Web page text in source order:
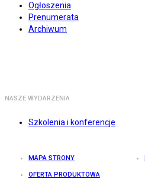
Ogłoszenia
Prenumerata
Archiwum
NASZE WYDARZENIA
Szkolenia i konferencje
MAPA STRONY
OFERTA PRODUKTOWA